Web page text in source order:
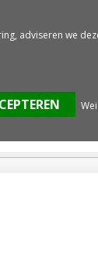
adviseren we